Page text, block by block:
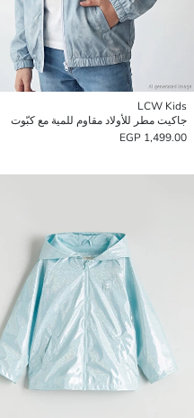
LCW Kids
جاكيت مطر للأولاد مقاوم للمية مع كبّوت
1,499.00 EGP